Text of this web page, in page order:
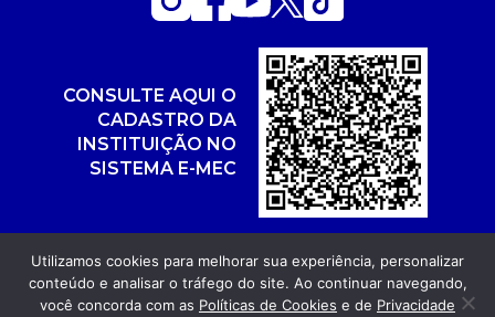
CONSULTE AQUI O
CADASTRO DA
INSTITUIÇÃO NO
SISTEMA E-MEC
Copyright 2026. Todos os direitos reservados.
Desenvolvimento: POR FUEL AGÊNCIA WEB
Utilizamos cookies para melhorar sua experiência, personalizar
conteúdo e analisar o tráfego do site. Ao continuar navegando,
você concorda com as Políticas de Cookies e de Privacidade